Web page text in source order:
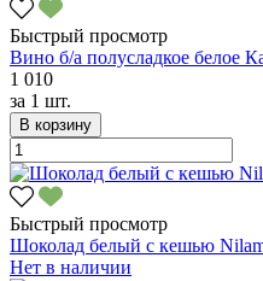
Быстрый просмотр
Вино б/а полусладкое белое
1 010
за 1 шт.
В корзину
Быстрый просмотр
Шоколад белый с кешью
Нет в наличии